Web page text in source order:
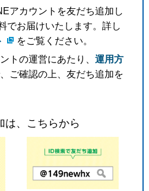
アカウントを友だち追加し
でお届けいたします。詳し
をご覧ください。
トの運営にあたり、 運用方
ご確認の上、友だち追加を
は、こちらから